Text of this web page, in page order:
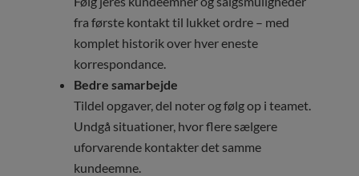
fra første kontakt til lukket ordre – med
komplet historik over hver eneste
korrespondance.
Bedre samarbejde
Tildel opgaver, del noter og følg op i teamet.
Undgå situationer, hvor flere sælgere
uforvarende kontakter det samme
kundeemne.